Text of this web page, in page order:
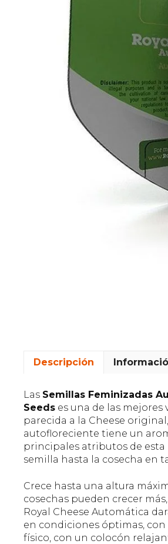
Descripción
Las Semillas Feminizadas
Seeds es una de las mejores
parecida a la Cheese
autofloreciente tiene un
principales atributos de esta
semilla hasta la cosecha en
Crece hasta una altura
cosechas pueden crecer
Royal Cheese Automática
en condiciones óptimas, con
físico, con un colocón